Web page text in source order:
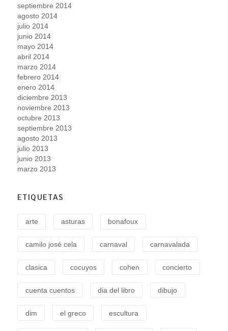
septiembre 2014
agosto 2014
julio 2014
junio 2014
mayo 2014
abril 2014
marzo 2014
febrero 2014
enero 2014
diciembre 2013
noviembre 2013
octubre 2013
septiembre 2013
agosto 2013
julio 2013
junio 2013
marzo 2013
ETIQUETAS
arte asturas bonafoux
camilo josé cela carnaval carnavalada
clasica cocuyos cohen concierto
cuenta cuentos dia del libro dibujo
dim el greco escultura